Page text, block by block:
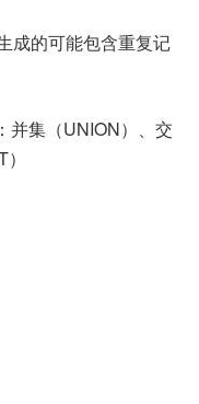
成的可能包含重复记
并集（UNION）、交